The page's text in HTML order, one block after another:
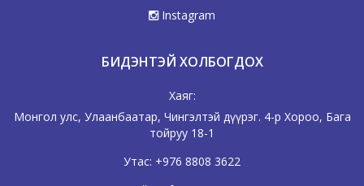
Instagram
БИДЭНТЭЙ ХОЛБОГДОХ
Хаяг:
Монгол улс, Улаанбаатар, Чингэлтэй дүүрэг. 4-р Хороо, Бага
тойруу 18-1
Утас: +976 8808 3622